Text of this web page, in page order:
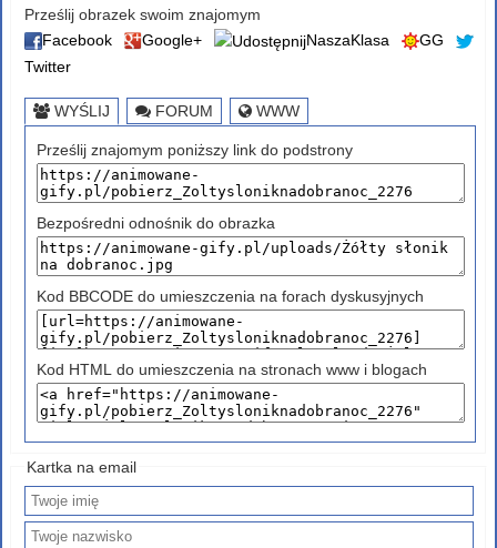
Prześlij obrazek swoim znajomym
Facebook
Google+ NaszaKlasa
GG
Twitter
WYŚLIJ FORUM WWW
Prześlij znajomym poniższy link do podstrony
Bezpośredni odnośnik do obrazka
Kod BBCODE do umieszczenia na forach dyskusyjnych
Kod HTML do umieszczenia na stronach www i blogach
Kartka na email